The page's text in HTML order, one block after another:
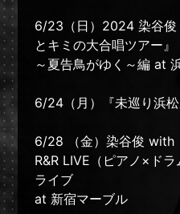
6/23（日）2024 染谷俊
とキミの大合唱ツアー』
～夏告鳥がゆく～編 at
6/24（月）『未巡り浜松
6/28 （金）染谷俊 with
R&R LIVE（ピアノ×ド
ライブ
at 新宿マーブル